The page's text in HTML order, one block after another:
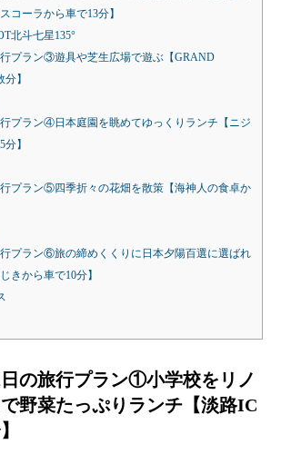
コーラから車で13分】
北斗七星135°
プラン③遊具や芝生広場で遊ぶ【GRAND
】
プラン④日本庭園を眺めてゆっくりランチ【ニジ
】
プラン⑤四季折々の花畑を散策【海神人の食卓か
プラン⑥旅の締めくくりに日本夕陽百選に選ばれ
きから車で10分】
の旅行プラン①小学校をリノ
野菜たっぷりランチ【淡路IC